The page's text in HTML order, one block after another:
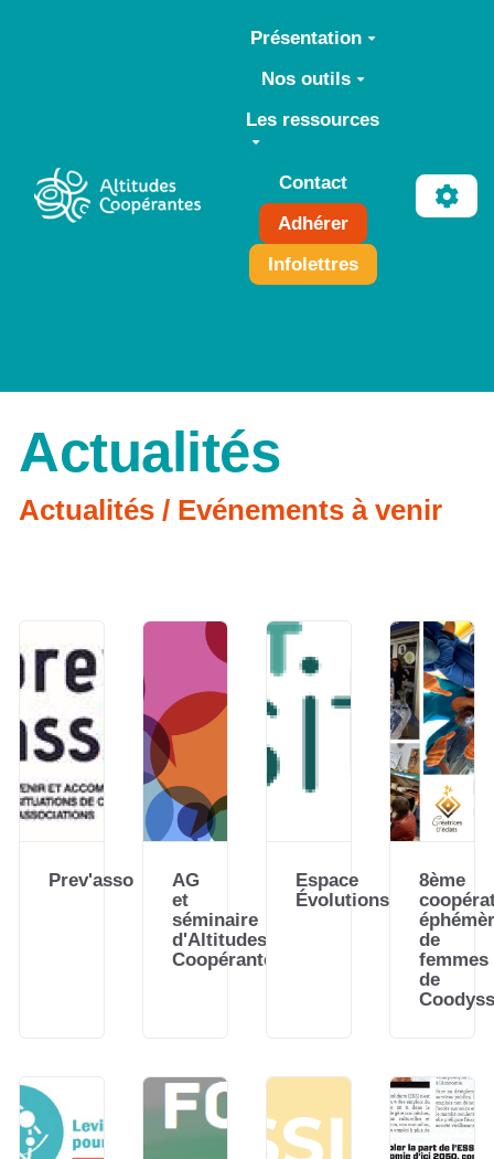
Aller au contenu principal
Présentation
Nos outils
Les ressources
Contact
Adhérer
Infolettres
Actualités
Actualités / Evénements à venir
Prev'asso
AG
et
séminaire
d'Altitudes
Coopérantes
Espace
Évolutions
8ème
de
femmes
de